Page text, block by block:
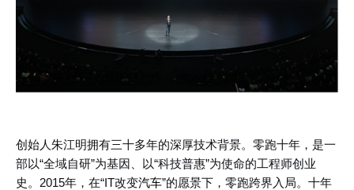
创始人朱江明拥有三十多年的深厚技术背景。零跑十年，是一
部以“全域自研”为基因、以“科技普惠”为使命的工程师创业
史。2015年，在“IT改变汽车”的愿景下，零跑跨界入局。十年